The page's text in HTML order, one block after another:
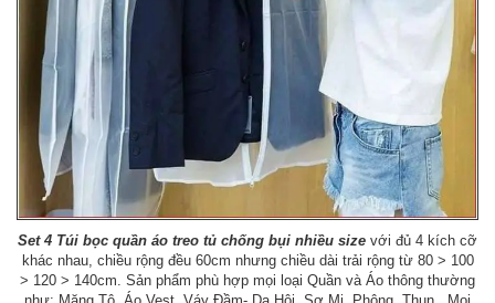
Set 4 Túi bọc quần áo treo tủ chống bụi nhiều size với đủ 4 kích cỡ
khác nhau, chiều rộng đều 60cm nhưng chiều dài trải rộng từ 80 > 100
> 120 > 140cm. Sản phẩm phù hợp mọi loại Quần và Áo thông thường